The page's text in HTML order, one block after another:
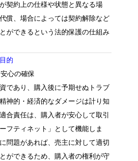
契約上の仕様や状態と異なる場
償、場合によっては契約解除など
ができるという法的保護の仕組み
的
心の確保
であり、購入後に予期せぬトラブ
神的・経済的なダメージは計り知
合責任は、購入者が安心して取引
フティネット」として機能しま
問題があれば、売主に対して適切
ができるため、購入者の権利が守